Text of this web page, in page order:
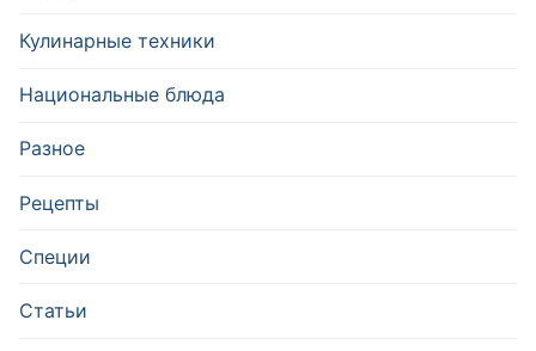
Кулинарные техники
Национальные блюда
Разное
Рецепты
Специи
Статьи